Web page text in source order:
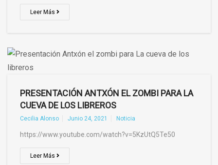
Leer Más
PRESENTACIÓN ANTXÓN EL ZOMBI PARA LA
CUEVA DE LOS LIBREROS
Cecilia Alonso Junio 24, 2021 Noticia
https://www.youtube.com/watch?v=5KzUtQ5Te50
Leer Más